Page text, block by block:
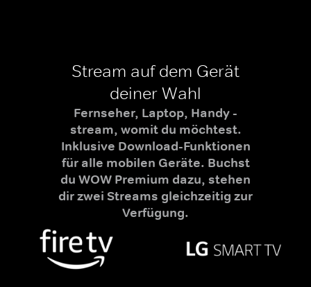
Stream auf dem Gerät
deiner Wahl
Fernseher, Laptop, Handy -
stream, womit du möchtest.
Inklusive Download-Funktionen
für alle mobilen Geräte. Buchst
du WOW Premium dazu, stehen
dir zwei Streams gleichzeitig zur
Verfügung.